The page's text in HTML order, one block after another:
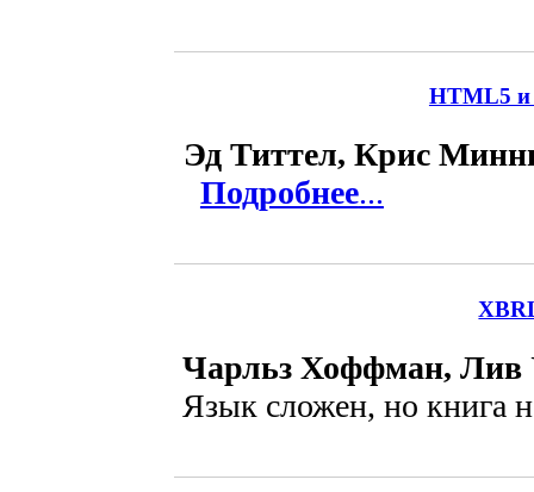
HTML5 и
Эд Титтел, Крис
Подробнее...
Чарльз Хоффман, Лив
Язык сложен, но книга